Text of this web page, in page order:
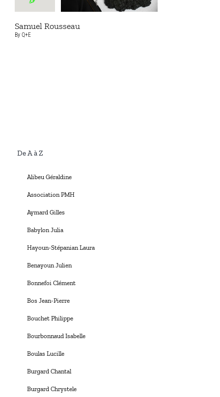
Samuel Rousseau
By Q+E
De A à Z
Alibeu Géraldine
Association PMH
Aymard Gilles
Babylon Julia
Hayoun-Stépanian Laura
Benayoun Julien
Bonnefoi Clément
Bos Jean-Pierre
Bouchet Philippe
Bourbonnaud Isabelle
Boulas Lucille
Burgard Chantal
Burgard Chrystele